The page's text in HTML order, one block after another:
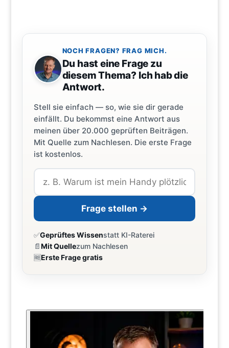
NOCH FRAGEN? FRAG MICH.
Du hast eine Frage zu
diesem Thema? Ich hab die
Antwort.
Stell sie einfach — so, wie sie dir gerade
einfällt. Du bekommst eine Antwort aus
meinen über 20.000 geprüften Beiträgen.
Mit Quelle zum Nachlesen. Die erste Frage
ist kostenlos.
Frage stellen →
✅Geprüftes Wissenstatt KI-Raterei
📄Mit Quellezum Nachlesen
🆓Erste Frage gratis